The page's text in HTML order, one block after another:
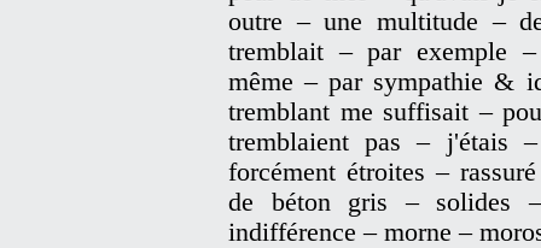
outre – une multitude –
tremblait – par exemple
même – par sympathie &
tremblant me suffisait –
tremblaient pas – j'étais
forcément étroites –
de béton gris – solides
indifférence – morne –